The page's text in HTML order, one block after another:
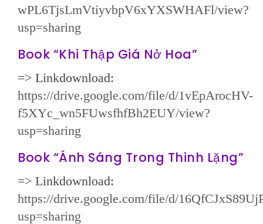
wPL6TjsLmVtiyvbpV6xYXSWHAFl/view?
usp=sharing
Book “Khi Thập Giá Nở Hoa”
=> Linkdownload:
https://drive.google.com/file/d/1vEpArocHV-
f5XYc_wn5FUwsfhfBh2EUY/view?
usp=sharing
Book “Ánh Sáng Trong Thinh Lặng”
=> Linkdownload:
https://drive.google.com/file/d/
usp=sharing